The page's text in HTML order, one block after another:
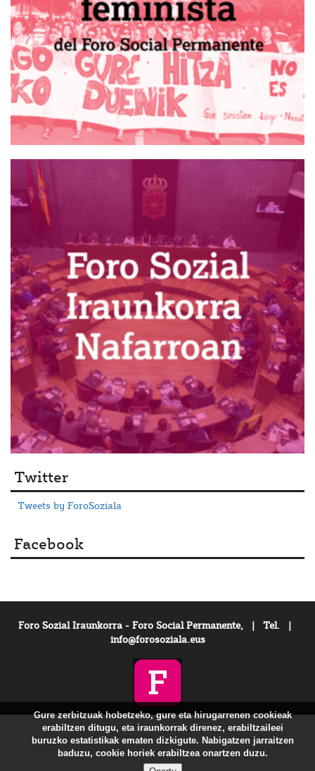
Twitter
Tweets by ForoSoziala
Facebook
Foro Sozial Iraunkorra - Foro Social Permanente, | Tel. |
info@forosoziala.eus
Gure zerbitzuak hobetzeko, gure eta hirugarrenen cookieak
erabiltzen ditugu, eta iraunkorrak direnez, erabiltzaileei
buruzko estatistikak ematen dizkigute. Nabigatzen jarraitzen
baduzu, cookie horiek erabiltzea onartzen duzu.